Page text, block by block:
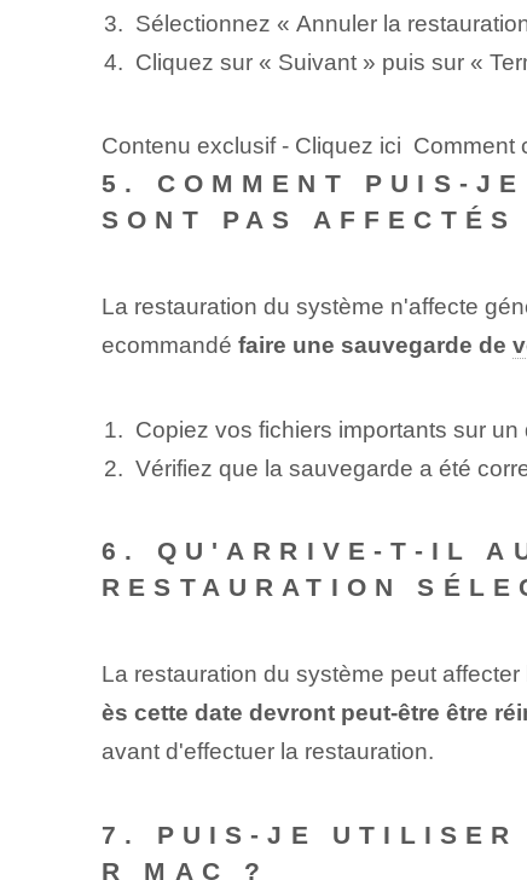
Sélectionnez « Annuler la
Cliquez sur « Suivant » puis sur «
Contenu exclusif - Cliquez ici Comment
5. COMMENT PUIS-
SONT PAS
La restauration du système⁤ n'affecte
ecommandé faire une⁢ sauvegarde​ de
Copiez vos fichiers importants sur
Vérifiez que la ⁢sauvegarde⁢ a été
6. QU'ARRIVE-T-IL
RESTAURATION
La restauration du système peut
ès cette ‌date‌ devront peut-être être
avant ⁢d'effectuer la restauration.
7. PUIS-JE UTILISER
R MAC ?